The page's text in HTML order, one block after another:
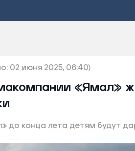
02 июня 2025, 06:40)
«Ямал»
до конца лета детям будут